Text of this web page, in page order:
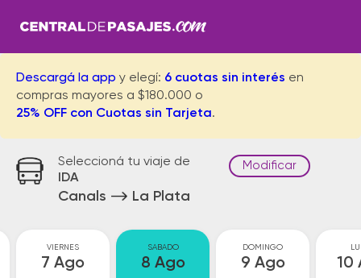
Descargá la app y elegí: 6 cuotas sin interés en
compras mayores a $180.000 o
25% OFF con Cuotas sin Tarjeta.
Seleccioná tu viaje de
IDA
Canals La Plata
Modificar
VIERNES
7 Ago
SABADO
8 Ago
DOMINGO
9 Ago 10